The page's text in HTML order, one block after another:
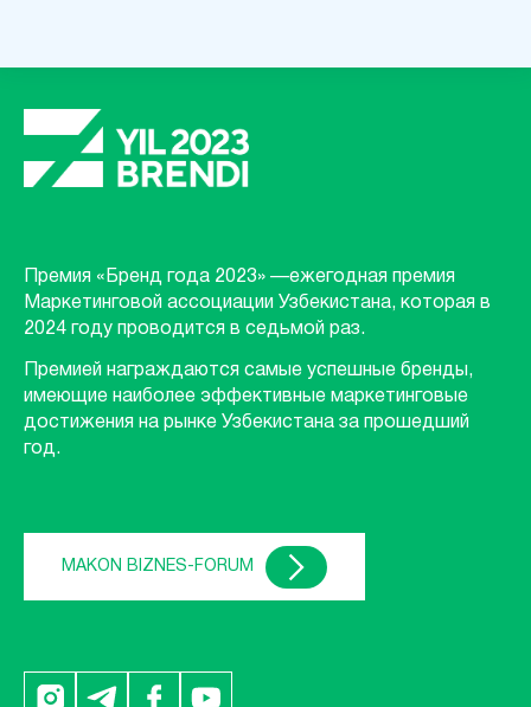
Премия «Бренд года 2023» —ежегодная премия
Маркетинговой ассоциации Узбекистана, которая в
2024 году проводится в седьмой раз.
Премией награждаются самые успешные бренды,
имеющие наиболее эффективные маркетинговые
достижения на рынке Узбекистана за прошедший
год.
MAKON BIZNES-FORUM